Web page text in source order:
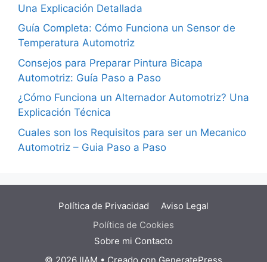
Una Explicación Detallada
Guía Completa: Cómo Funciona un Sensor de
Temperatura Automotriz
Consejos para Preparar Pintura Bicapa
Automotriz: Guía Paso a Paso
¿Cómo Funciona un Alternador Automotriz? Una
Explicación Técnica
Cuales son los Requisitos para ser un Mecanico
Automotriz – Guia Paso a Paso
Política de Privacidad
Aviso Legal
Política de Cookies
Sobre mi Contacto